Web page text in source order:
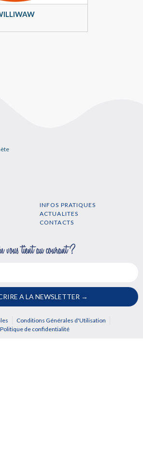
INFOS PRATIQUES
ACTUALITES
CONTACTS
A LA NEWSLETTER →
Conditions Générales d'Utilisation
Politique de confidentialité